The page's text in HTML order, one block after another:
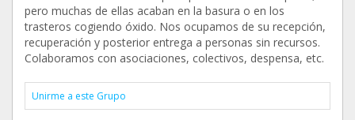
pero muchas de ellas acaban en la basura o en los
trasteros cogiendo óxido. Nos ocupamos de su recepción,
recuperación y posterior entrega a personas sin recursos.
Colaboramos con asociaciones, colectivos, despensa, etc.
Unirme a este Grupo